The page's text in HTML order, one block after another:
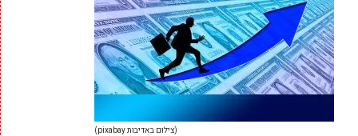
(צילום באדיבות pixabay)